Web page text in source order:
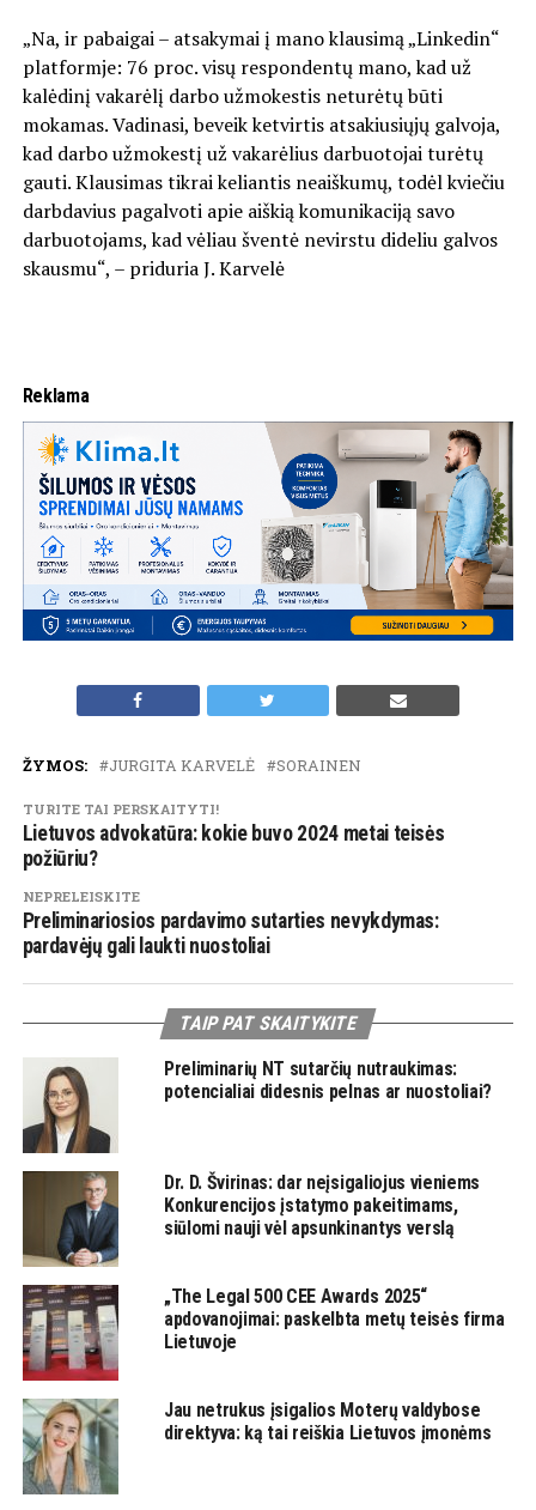
„Na, ir pabaigai – atsakymai į mano klausimą „Linkedin“
platformje: 76 proc. visų respondentų mano, kad už
kalėdinį vakarėlį darbo užmokestis neturėtų būti
mokamas. Vadinasi, beveik ketvirtis atsakiusiųjų galvoja,
kad darbo užmokestį už vakarėlius darbuotojai turėtų
gauti. Klausimas tikrai keliantis neaiškumų, todėl kviečiu
darbdavius pagalvoti apie aiškią komunikaciją savo
darbuotojams, kad vėliau šventė nevirstu dideliu galvos
skausmu“, – priduria J. Karvelė
Reklama
ŽYMOS: JURGITA KARVELĖ SORAINEN
TURITE TAI PERSKAITYTI!
Lietuvos advokatūra: kokie buvo 2024 metai teisės
požiūriu?
NEPRELEISKITE
Preliminariosios pardavimo sutarties nevykdymas:
pardavėjų gali laukti nuostoliai
TAIP PAT SKAITYKITE
Preliminarių NT sutarčių nutraukimas:
potencialiai didesnis pelnas ar nuostoliai?
Dr. D. Švirinas: dar neįsigaliojus vieniems
Konkurencijos įstatymo pakeitimams,
siūlomi nauji vėl apsunkinantys verslą
„The Legal 500 CEE Awards 2025“
apdovanojimai: paskelbta metų teisės firma
Lietuvoje
Jau netrukus įsigalios Moterų valdybose
direktyva: ką tai reiškia Lietuvos įmonėms